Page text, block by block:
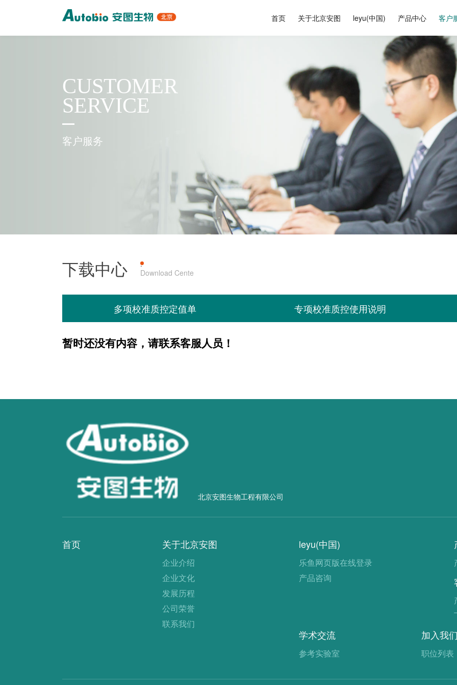
首页 关于北京安图 leyu(中国) 产品中心 客户
CUSTOMER
SERVICE
客户服务
下载中心 ·
Download Cente
多项校准质控定值单 专项校准质控使用说明
暂时还没有内容，请联系客服人员！
北京安图生物工程有限公司
首页 关于北京安图
企业介绍
企业文化
发展历程
公司荣誉
联系我们
leyu(中国)
乐鱼网页版在线登录
产品咨询
学术交流
参考实验室
加入我
职位列表